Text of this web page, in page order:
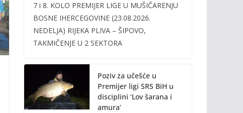
e
b
o
o
k
itt
er
ai
l
p
y
Li
k
7 i 8. KOLO PREMIJER LIGE U MUŠIČARENJU
BOSNE IHERCEGOVINE (23.08.2026.
NEDELJA) RIJEKA PLIVA – ŠIPOVO,
TAKMIČENJE U 2 SEKTORA
Poziv za učešće u
Premijer ligi SRS BiH u
disciplini ‘Lov šarana i
amura’